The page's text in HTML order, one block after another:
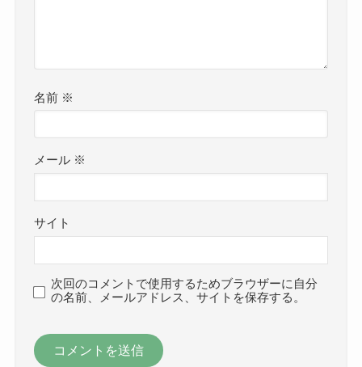
名前 ※
メール ※
サイト
次回のコメントで使用するためブラウザーに自分
の名前、メールアドレス、サイトを保存する。